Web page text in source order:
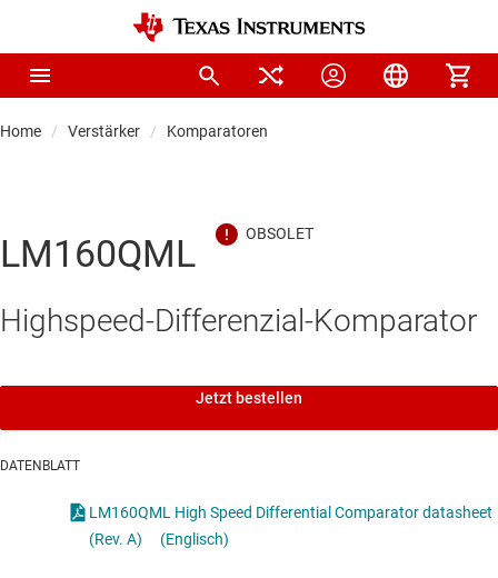
Home Verstärker Komparatoren
LM160QML
Highspeed-Differenzial-Komparator
Jetzt bestellen
DATENBLATT
LM160QML High Speed Differential Comparator datasheet
(Rev. A)
(Englisch)